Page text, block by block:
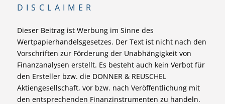
DISCLAIMER
Dieser Beitrag ist Werbung im Sinne des
Wertpapierhandelsgesetzes. Der Text ist nicht nach den
Vorschriften zur Förderung der Unabhängigkeit von
Finanzanalysen erstellt. Es besteht auch kein Verbot für
den Ersteller bzw. die DONNER & REUSCHEL
Aktiengesellschaft, vor bzw. nach Veröffentlichung mit
den entsprechenden Finanzinstrumenten zu handeln.